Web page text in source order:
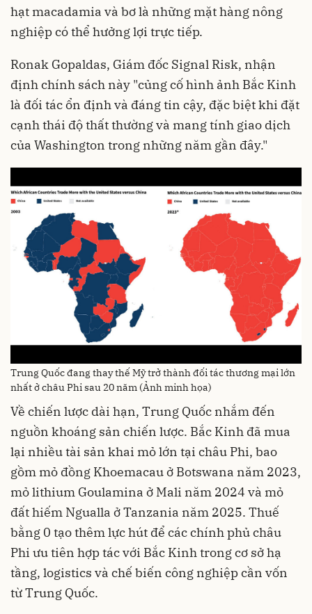
hạt macadamia và bơ là những mặt hàng nông
nghiệp có thể hưởng lợi trực tiếp.
Ronak Gopaldas, Giám đốc Signal Risk, nhận
định chính sách này "củng cố hình ảnh Bắc Kinh
là đối tác ổn định và đáng tin cậy, đặc biệt khi đặt
cạnh thái độ thất thường và mang tính giao dịch
của Washington trong những năm gần đây."
Trung Quốc đang thay thế Mỹ trở thành đối tác thương mại lớn
nhất ở châu Phi sau 20 năm (Ảnh minh họa)
Về chiến lược dài hạn, Trung Quốc nhắm đến
nguồn khoáng sản chiến lược. Bắc Kinh đã mua
lại nhiều tài sản khai mỏ lớn tại châu Phi, bao
gồm mỏ đồng Khoemacau ở Botswana năm 2023,
mỏ lithium Goulamina ở Mali năm 2024 và mỏ
đất hiếm Ngualla ở Tanzania năm 2025. Thuế
bằng 0 tạo thêm lực hút để các chính phủ châu
Phi ưu tiên hợp tác với Bắc Kinh trong cơ sở hạ
tầng, logistics và chế biến công nghiệp cần vốn
từ Trung Quốc.